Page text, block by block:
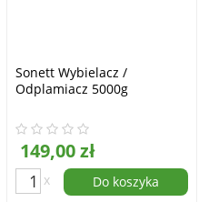
Sonett Wybielacz /
Odplamiacz 5000g
149,00 zł
x Do koszyka